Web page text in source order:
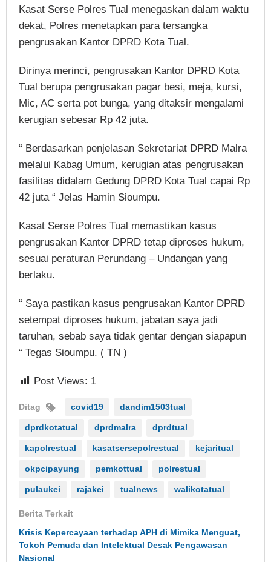
Kasat Serse Polres Tual menegaskan dalam waktu
dekat, Polres menetapkan para tersangka
pengrusakan Kantor DPRD Kota Tual.
Dirinya merinci, pengrusakan Kantor DPRD Kota
Tual berupa pengrusakan pagar besi, meja, kursi,
Mic, AC serta pot bunga, yang ditaksir mengalami
kerugian sebesar Rp 42 juta.
“ Berdasarkan penjelasan Sekretariat DPRD Malra
melalui Kabag Umum, kerugian atas pengrusakan
fasilitas didalam Gedung DPRD Kota Tual capai Rp
42 juta “ Jelas Hamin Sioumpu.
Kasat Serse Polres Tual memastikan kasus
pengrusakan Kantor DPRD tetap diproses hukum,
sesuai peraturan Perundang – Undangan yang
berlaku.
“ Saya pastikan kasus pengrusakan Kantor DPRD
setempat diproses hukum, jabatan saya jadi
taruhan, sebab saya tidak gentar dengan siapapun
“ Tegas Sioumpu. ( TN )
Post Views: 1
Ditag covid19 dandim1503tual
dprdkotatual dprdmalra dprdtual
kapolrestual kasatsersepolrestual kejaritual
okpcipayung pemkottual polrestual
pulaukei rajakei tualnews walikotatual
Berita Terkait
Krisis Kepercayaan terhadap APH di Mimika Menguat,
Tokoh Pemuda dan Intelektual Desak Pengawasan
Nasional